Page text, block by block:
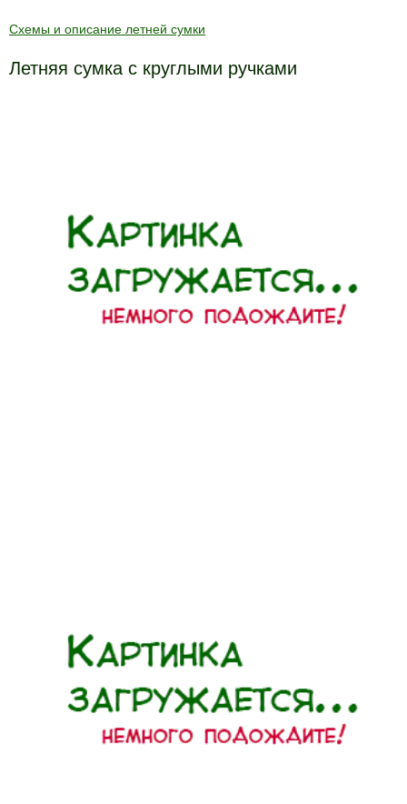
Схемы и описание летней сумки
Летняя сумка с круглыми ручками